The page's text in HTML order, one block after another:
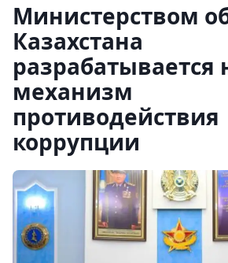
Министерством
Казахстана
разрабатывается
механизм
противодействия
коррупции